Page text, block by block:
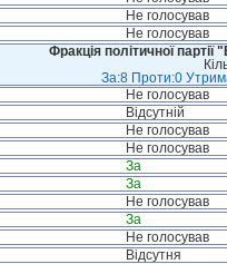
Не голосував
Не голосував
Фракція політичної
За:8 Проти:0
Не голосував
Відсутній
Не голосував
Не голосував
За
За
Не голосував
За
Не голосував
Відсутня